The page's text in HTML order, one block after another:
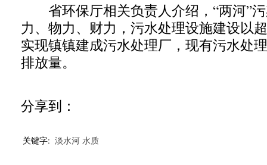
省环保厅相关负责人介绍，“两河”
力、物力、财力，污水处理设施建设以
实现镇镇建成污水处理厂，现有污水处
排放量。
分享到：
关键字: 淡水河 水质